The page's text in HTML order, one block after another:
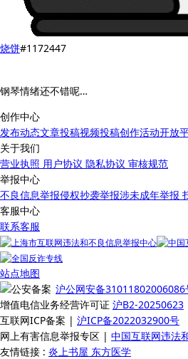
烧饼#1172447
钢琴情绪还不错呢…
创作中心
发布动态文章投稿视频投稿创作活动开放
关于我们
营业执照 用户协议 隐私协议 审核规范
举报中心
不良信息举报侵权抄袭举报涉未成年举报
客服中心
联系客服
站点地图
沪公网安备31011802006086
增值电信业务经营许可证 沪B2-20250623
互联网ICP备案 | 沪ICP备2022032900号
网上有害信息举报专区 | 中国互联网违法
友情链接 : 炎上书屋 东方医学